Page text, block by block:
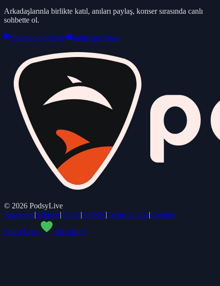
Arkadaşlarınla birlikte katıl, anıları paylaş, konser sırasında canlı
sohbette ol.
IndirGoogle Play IndirApp Store
© 2026 PodsyLive
Konserler|Şehirler|Türler|KVKK|Terms of Use|Cookies
PodsyLive
the planet